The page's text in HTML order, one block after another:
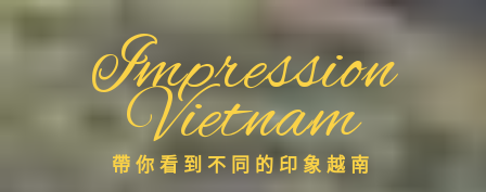
Impression
Vietnam
帶你看到不同的印象越南